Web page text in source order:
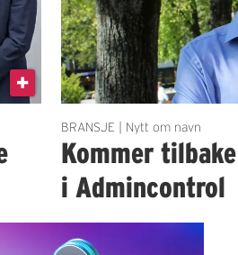
BRANSJE | Nytt om navn
Kommer
i Admincontrol